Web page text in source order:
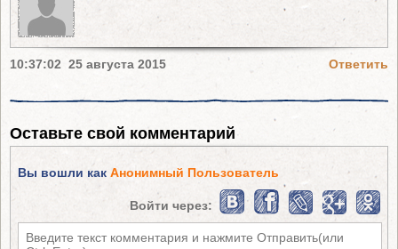
10:37:02 25 августа 2015 Ответить
Оставьте свой комментарий
Вы вошли как Анонимный Пользователь
Войти через: